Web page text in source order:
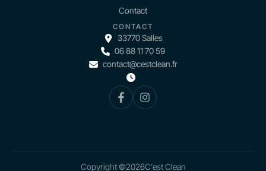
Contact
CONTACT
33770 Salles
06 88 11 70 59
contact@cestclean.fr
Copyright ©2026C'est Clean